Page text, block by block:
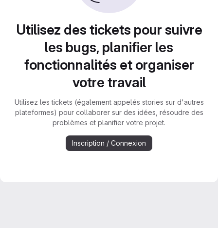
Utilisez des tickets pour suivre
les bugs, planifier les
fonctionnalités et organiser
votre travail
Utilisez les tickets (également appelés stories sur d'autres
plateformes) pour collaborer sur des idées, résoudre des
problèmes et planifier votre projet.
Inscription / Connexion